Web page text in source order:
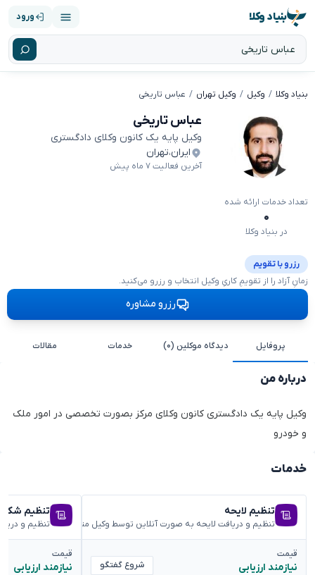
بنیاد وکلا ورود
بنیاد وکلا وکیل وکیل تهران عباس تاریخی
عباس تاریخی
وکیل پایه یک کانون وکلای دادگستری
ایران،تهران
آخرین فعالیت ۷ ماه پیش
تعداد خدمات ارائه شده
۰
در بنیاد وکلا
رزرو با تقویم
زمانِ آزاد را از تقویمِ کاریِ وکیل انتخاب و رزرو می‌کنید.
رزرو مشاوره
پروفایل دیدگاه موکلین (۰) خدمات مقالات
درباره من
وکیل پایه یک دادگستری کانون وکلای مرکز بصورت تخصصی در امور ملک
و خودرو
خدمات
تنظیم لایحه
تنظیم و دریافت لایحه به صورت آنلاین توسط وکیل متخصص
قیمت
نیازمند ارزیابی شروع گفتگو
تنظیم
تنظیم و
قیمت
نیازمند ارزیابی